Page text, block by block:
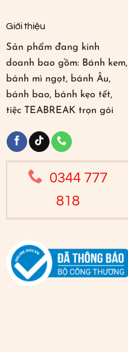
Giới thiệu
Sản phẩm đang kinh
doanh bao gồm: Bánh kem,
bánh mì ngọt, bánh Âu,
bánh bao, bánh kẹo tết,
tiệc TEABREAK trọn gói
0344 777
818